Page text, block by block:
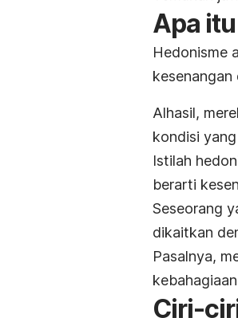
Apa
Hedonisme
kesenangan
Alhasil,
kondisi
Istilah
berarti
Seseorang
dikaitkan
Pasalnya,
Ciri-